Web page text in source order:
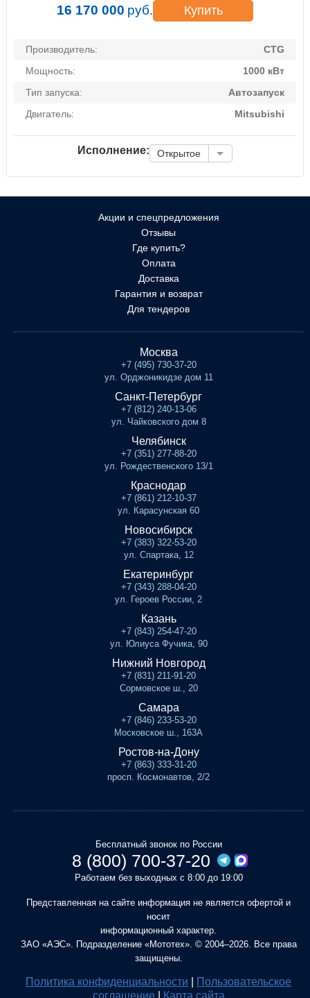
16 170 000 руб. Купить
Производитель:
CTG
Мощность:
1000 кВт
Тип запуска:
Автозапуск
Двигатель:
Mitsubishi
Исполнение: Открытое
Акции и спецпредложения
Отзывы
Где купить?
Оплата
Доставка
Гарантия и возврат
Для тендеров
Москва
+7 (495) 730-37-20
ул. Орджоникидзе дом 11
Санкт-Петербург
+7 (812) 240-13-06
ул. Чайковского дом 8
Челябинск
+7 (351) 277-88-20
ул. Рождественского 13/1
Краснодар
+7 (861) 212-10-37
ул. Карасунская 60
Новосибирск
+7 (383) 322-53-20
ул. Спартака, 12
Екатеринбург
+7 (343) 288-04-20
ул. Героев России, 2
Казань
+7 (843) 254-47-20
ул. Юлиуса Фучика, 90
Нижний Новгород
+7 (831) 211-91-20
Сормовское ш., 20
Самара
+7 (846) 233-53-20
Московское ш., 163А
Ростов-на-Дону
+7 (863) 333-31-20
просп. Космонавтов, 2/2
Бесплатный звонок по России
8 (800) 700-37-20
Работаем без выходных с 8:00 до 19:00
Представленная на сайте информация не является офертой и
носит
информационный характер.
ЗАО «АЭС». Подразделение «Мототех». © 2004–2026. Все права
защищены.
Политика конфиденциальности
Пользовательское
соглашение
Карта сайта